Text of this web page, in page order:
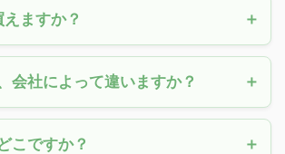
ますか？
会社によって違いますか？
こですか？